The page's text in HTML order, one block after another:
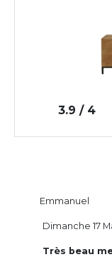
3.9 / 4
Emmanuel
Très beau
Dimanche 17